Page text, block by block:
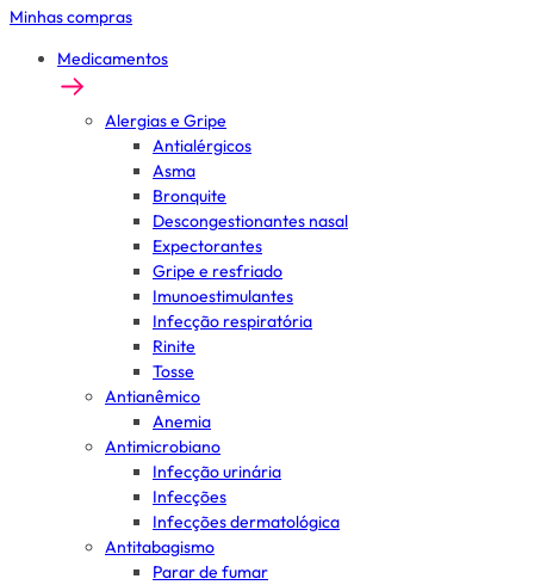
Minhas compras
Medicamentos
Alergias e Gripe
Antialérgicos
Asma
Bronquite
Descongestionantes nasal
Expectorantes
Gripe e resfriado
Imunoestimulantes
Infecção respiratória
Rinite
Tosse
Antianêmico
Anemia
Antimicrobiano
Infecção urinária
Infecções
Infecções dermatológica
Antitabagismo
Parar de fumar